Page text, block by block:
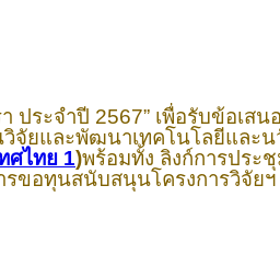
ประจำปี 2567” เพื่อรับข้อเ
จัยและพัฒนาเทคโนโลยีและ
ศไทย 1)พร้อมทั้ง ลิงก์การประ
รขอทุนสนับสนุนโครงการวิจัยฯ